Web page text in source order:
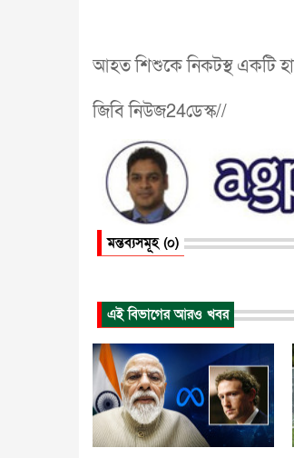
আহত শিশুকে নিকটস্থ একটি
জিবি নিউজ24ডেস্ক//
মন্তব্যসমূহ (০)
এই বিভাগের আরও খবর